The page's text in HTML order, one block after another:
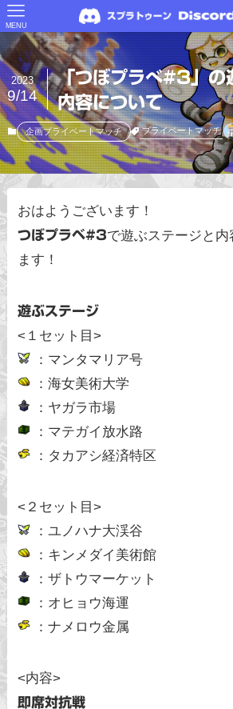
MENU
「つぼプラべ#3」の
内容について
2023
9/14
企画プライベートマッチ プライベートマッチ
おはようございます！
つぼプラベ#3で遊ぶステージと
ます！
遊ぶステージ
<１セット目>
：マンタマリア号
：海女美術大学
：ヤガラ市場
：マテガイ放水路
：タカアシ経済特区
<２セット目>
：ユノハナ大渓谷
：キンメダイ美術館
：ザトウマーケット
：オヒョウ海運
：ナメロウ金属
<内容>
即席対抗戦